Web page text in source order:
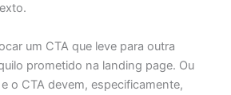
um CTA que leve para outra
prometido na landing page. Ou
o CTA devem, especificamente,